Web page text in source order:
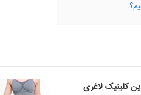
بهترین کلینیک لاغری